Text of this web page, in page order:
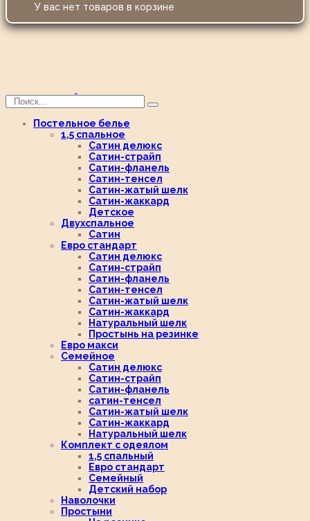
У вас нет товаров в корзине
Постельное белье
1,5 спальное
Сатин делюкс
Сатин-страйп
Сатин-фланель
Сатин-тенсел
Сатин-жатый шелк
Сатин-жаккард
Детское
Двухспальное
Сатин
Евро стандарт
Сатин делюкс
Сатин-страйп
Сатин-фланель
Сатин-тенсел
Сатин-жатый шелк
Сатин-жаккард
Натуральный шелк
Простынь на резинке
Евро макси
Семейное
Сатин делюкс
Сатин-страйп
Сатин-фланель
сатин-тенсел
Сатин-жатый шелк
Сатин-жаккард
Натуральный шелк
Комплект с одеялом
1,5 спальный
Евро стандарт
Семейный
Детский набор
Наволочки
Простыни